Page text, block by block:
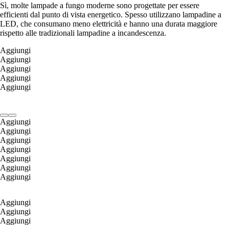
Sì, molte lampade a fungo moderne sono progettate per essere
efficienti dal punto di vista energetico. Spesso utilizzano lampadine a
LED, che consumano meno elettricità e hanno una durata maggiore
rispetto alle tradizionali lampadine a incandescenza.
Aggiungi
Aggiungi
Aggiungi
Aggiungi
Aggiungi
Aggiungi
Aggiungi
Aggiungi
Aggiungi
Aggiungi
Aggiungi
Aggiungi
Aggiungi
Aggiungi
Aggiungi